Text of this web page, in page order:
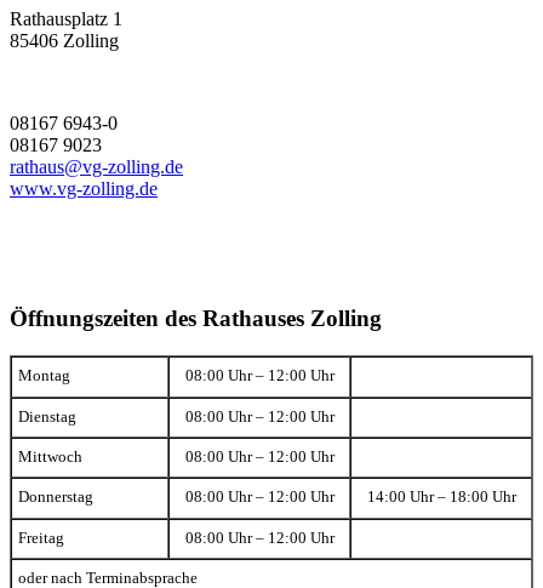
Rathausplatz 1
85406 Zolling
08167 6943-0
08167 9023
rathaus@vg-zolling.de
www.vg-zolling.de
Öffnungszeiten des Rathauses Zolling
Montag 08:00 Uhr – 12:00 Uhr
Dienstag 08:00 Uhr – 12:00 Uhr
Mittwoch 08:00 Uhr – 12:00 Uhr
Donnerstag 08:00 Uhr – 12:00 Uhr 14:00 Uhr – 18:00 Uhr
Freitag 08:00 Uhr – 12:00 Uhr
oder nach Terminabsprache